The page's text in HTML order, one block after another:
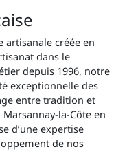
artisanale créée en
dans le
depuis 1996, notre
exceptionnelle des
entre tradition et
la-Côte en
d’une expertise
de nos